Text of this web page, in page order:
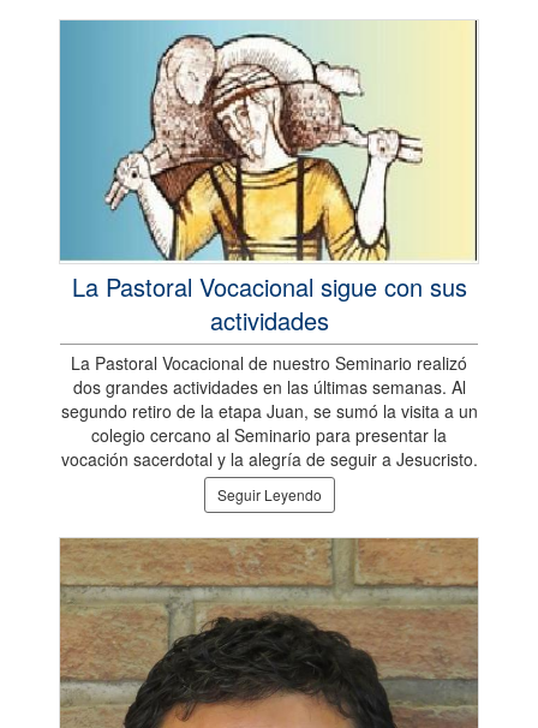
La Pastoral Vocacional sigue con sus
actividades
La Pastoral Vocacional de nuestro Seminario realizó
dos grandes actividades en las últimas semanas. Al
segundo retiro de la etapa Juan, se sumó la visita a un
colegio cercano al Seminario para presentar la
vocación sacerdotal y la alegría de seguir a Jesucristo.
Seguir Leyendo